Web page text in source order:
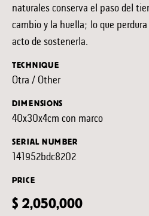
naturales conserva el paso del
cambio y la huella; lo que
acto de sostenerla.
TECHNIQUE
Otra / Other
DIMENSIONS
40x30x4cm con marco
SERIAL NUMBER
141952bdc8202
PRICE
$ 2,050,000